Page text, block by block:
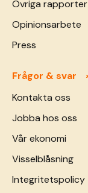
Övriga rapporter
Opinionsarbete
Press
Frågor & svar
Kontakta oss
Jobba hos oss
Vår ekonomi
Visselblåsning
Integritetspolicy